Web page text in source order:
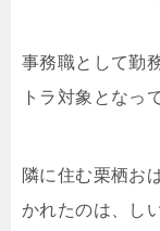
事務職として勤
トラ対象となっ
隣に住む栗栖お
かれたのは、し